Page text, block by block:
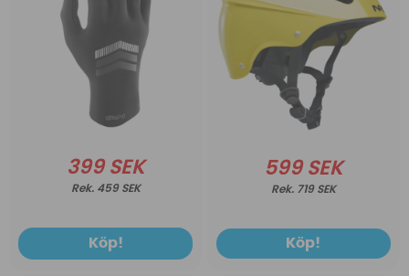
399 SEK
459 SEK
Köp!
599 SEK
719 SEK
Köp!